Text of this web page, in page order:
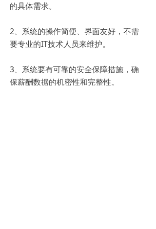
的具体需求。
2、系统的操作简便、界面友好，不需
要专业的IT技术人员来维护。
3、系统要有可靠的安全保障措施，确
保薪酬数据的机密性和完整性。